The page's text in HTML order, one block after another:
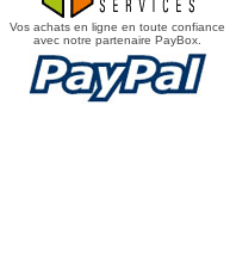
Vos achats en ligne en toute confiance
avec notre partenaire PayBox.